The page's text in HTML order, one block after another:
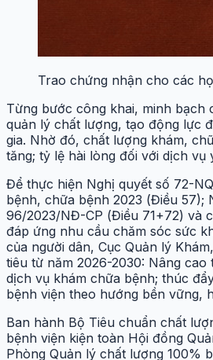
Trao chứng nhận cho các
Từng bước công khai, minh bạch
quản lý chất lượng, tạo động lực
gia. Nhờ đó, chất lượng khám,
tăng; tỷ lệ hài lòng đối với dịch vụ
Để thực hiện Nghị quyết số 72-
bệnh, chữa bệnh 2023 (Điều 57);
96/2023/NĐ-CP (Điều 71+72) và
đáp ứng nhu cầu chăm sóc sức
của người dân, Cục Quản lý
tiêu từ năm 2026-2030: Nâng cao
dịch vụ khám chữa bệnh; thúc
bệnh viện theo hướng bền vững,
Ban hành Bộ Tiêu chuẩn chất
bệnh viện kiện toàn Hội đồng
Phòng Quản lý chất lượng 100%